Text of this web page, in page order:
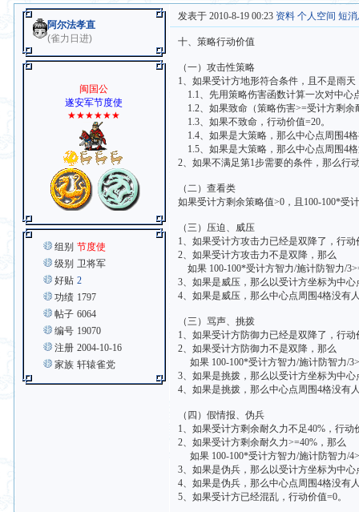
阿尔法孝直
(雀力日进)
闽国公
遂安军节度使
★★★★★★
组别 节度使
级别 卫将军
好贴 2
功绩 1797
帖子 6064
编号 19070
注册 2004-10-16
家族 轩辕雀党
发表于 2010-8-19 00:23 资料 个人空间 短
十、策略行动价值
（一）攻击性策略
1、如果受计方地形符合条件，且不是雨
1.1、先用策略伤害函数计算一次对中心
1.2、如果致命（策略伤害>=受计方剩余
1.3、如果不致命，行动价值=20。
1.4、如果是大策略，那么中心点周围4
1.5、如果是大策略，那么中心点周围4
2、如果不满足第1步需要的条件，那么行
（二）查看类
如果受计方剩余策略值>0，且100-100*受
（三）压迫、威压
1、如果受计方攻击力已经是双降了，行动
2、如果受计方攻击力不是双降，那么
如果 100-100*受计方智力/施计防智力/
3、如果是威压，那么以受计方坐标为中
4、如果是威压，那么中心点周围4格没有
（三）骂声、挑拨
1、如果受计方防御力已经是双降了，行动
2、如果受计方防御力不是双降，那么
如果 100-100*受计方智力/施计防智力/
3、如果是挑拨，那么以受计方坐标为中
4、如果是挑拨，那么中心点周围4格没有
（四）假情报、伪兵
1、如果受计方剩余耐久力不足40%，行动
2、如果受计方剩余耐久力>=40%，那么
如果 100-100*受计方智力/施计防智力/
3、如果是伪兵，那么以受计方坐标为中
4、如果是伪兵，那么中心点周围4格没有
5、如果受计方已经混乱，行动价值=0。